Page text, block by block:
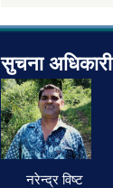
सुचना अधिकारी
नरेन्द्र विष्ट